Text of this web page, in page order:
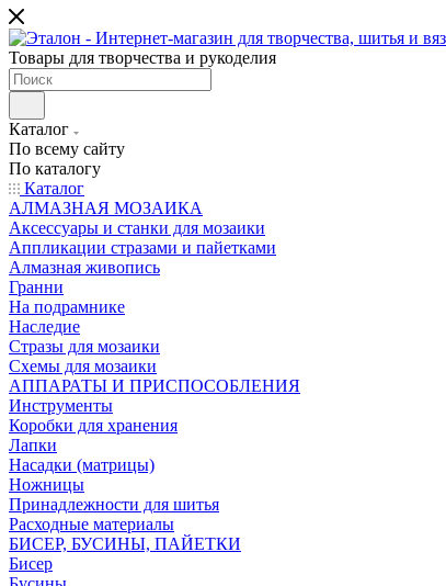
Товары для творчества и рукоделия
Каталог
По всему сайту
По каталогу
Каталог
АЛМАЗНАЯ МОЗАИКА
Аксессуары и станки для мозаики
Аппликации стразами и пайетками
Алмазная живопись
Гранни
На подрамнике
Наследие
Стразы для мозаики
Схемы для мозаики
АППАРАТЫ И ПРИСПОСОБЛЕНИЯ
Инструменты
Коробки для хранения
Лапки
Насадки (матрицы)
Ножницы
Принадлежности для шитья
Расходные материалы
БИСЕР, БУСИНЫ, ПАЙЕТКИ
Бисер